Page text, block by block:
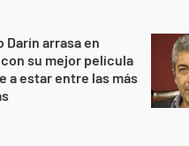
Darín arrasa en
su mejor película
a estar entre las más